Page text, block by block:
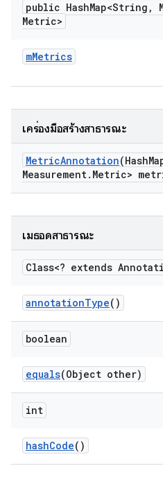
public HashMap<String ,
Metric>
mMetrics
เครื่องมือสร้างสาธารณะ
MetricAnnotation(Hash
Measurement. Metric>
เมธอดสาธารณะ
Class<? extends
annotationType()
boolean
equals(Object other)
int
hashCode()